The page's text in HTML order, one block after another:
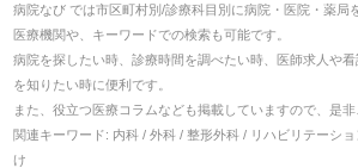
病院なび では市区町村別/診療科目別に病院・医院・薬局
医療機関や、キーワードでの検索も可能です。
病院を探したい時、診療時間を調べたい時、医師求人や
を知りたい時に便利です。
また、役立つ医療コラムなども掲載していますので、是非
関連キーワード: 内科 / 外科 / 整形外科 / リハビリテーシ
け